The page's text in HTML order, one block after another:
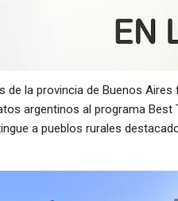
de la provincia de Buenos
argentinos al programa Best
a pueblos rurales